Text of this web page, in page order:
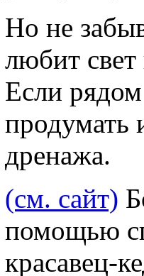
Но не
любит свет
Если рядом
продумать
дренажа.
(см. сайт)
помощью
красавец-